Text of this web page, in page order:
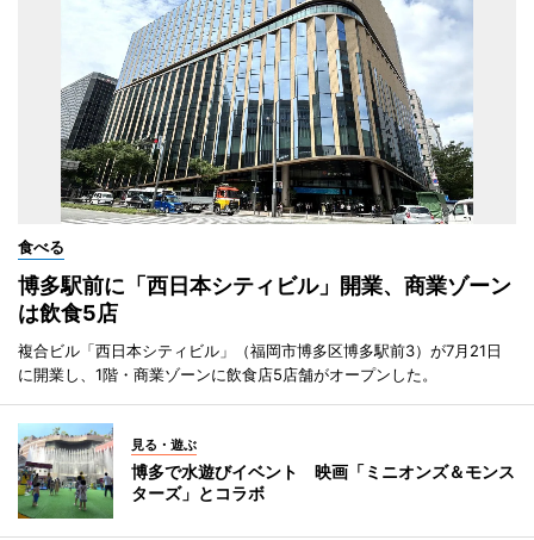
食べる
博多駅前に「西日本シティビル」開業、商業ゾーン
は飲食5店
複合ビル「西日本シティビル」（福岡市博多区博多駅前3）が7月21日
に開業し、1階・商業ゾーンに飲食店5店舗がオープンした。
見る・遊ぶ
博多で水遊びイベント 映画「ミニオンズ＆モンス
ターズ」とコラボ